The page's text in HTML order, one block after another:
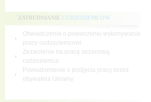
ZATRUDNIANIE CUDZOZIEMCÓW
Oświadczenia o powierzeniu wykonywania
pracy cudzoziemcowi
Zezwolenie na pracę sezonową
cudzoziemca
Powiadomienie o podjęciu pracy przez
obywatela Ukrainy